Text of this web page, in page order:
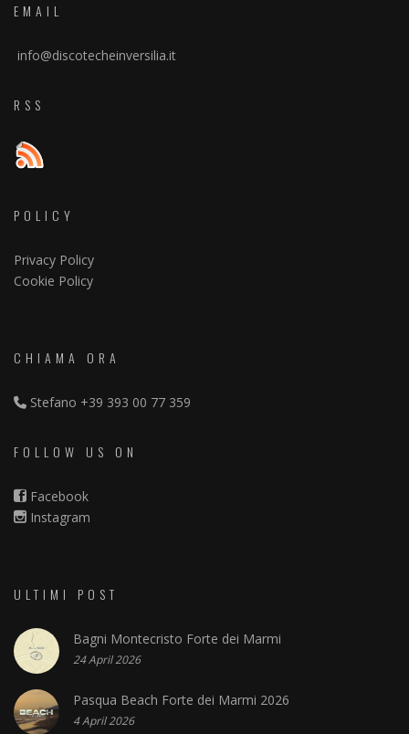
EMAIL
info@discotecheinversilia.it
RSS
POLICY
Privacy Policy
Cookie Policy
CHIAMA ORA
Stefano +39 393 00 77 359
FOLLOW US ON
Facebook
Instagram
ULTIMI POST
Bagni Montecristo Forte dei Marmi
24 April 2026
Pasqua Beach Forte dei Marmi 2026
4 April 2026